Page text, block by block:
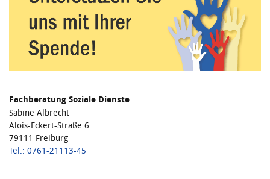
Fachberatung Soziale Dienste
Sabine Albrecht
Alois-Eckert-Straße 6
79111 Freiburg
Tel.: 0761-21113-45